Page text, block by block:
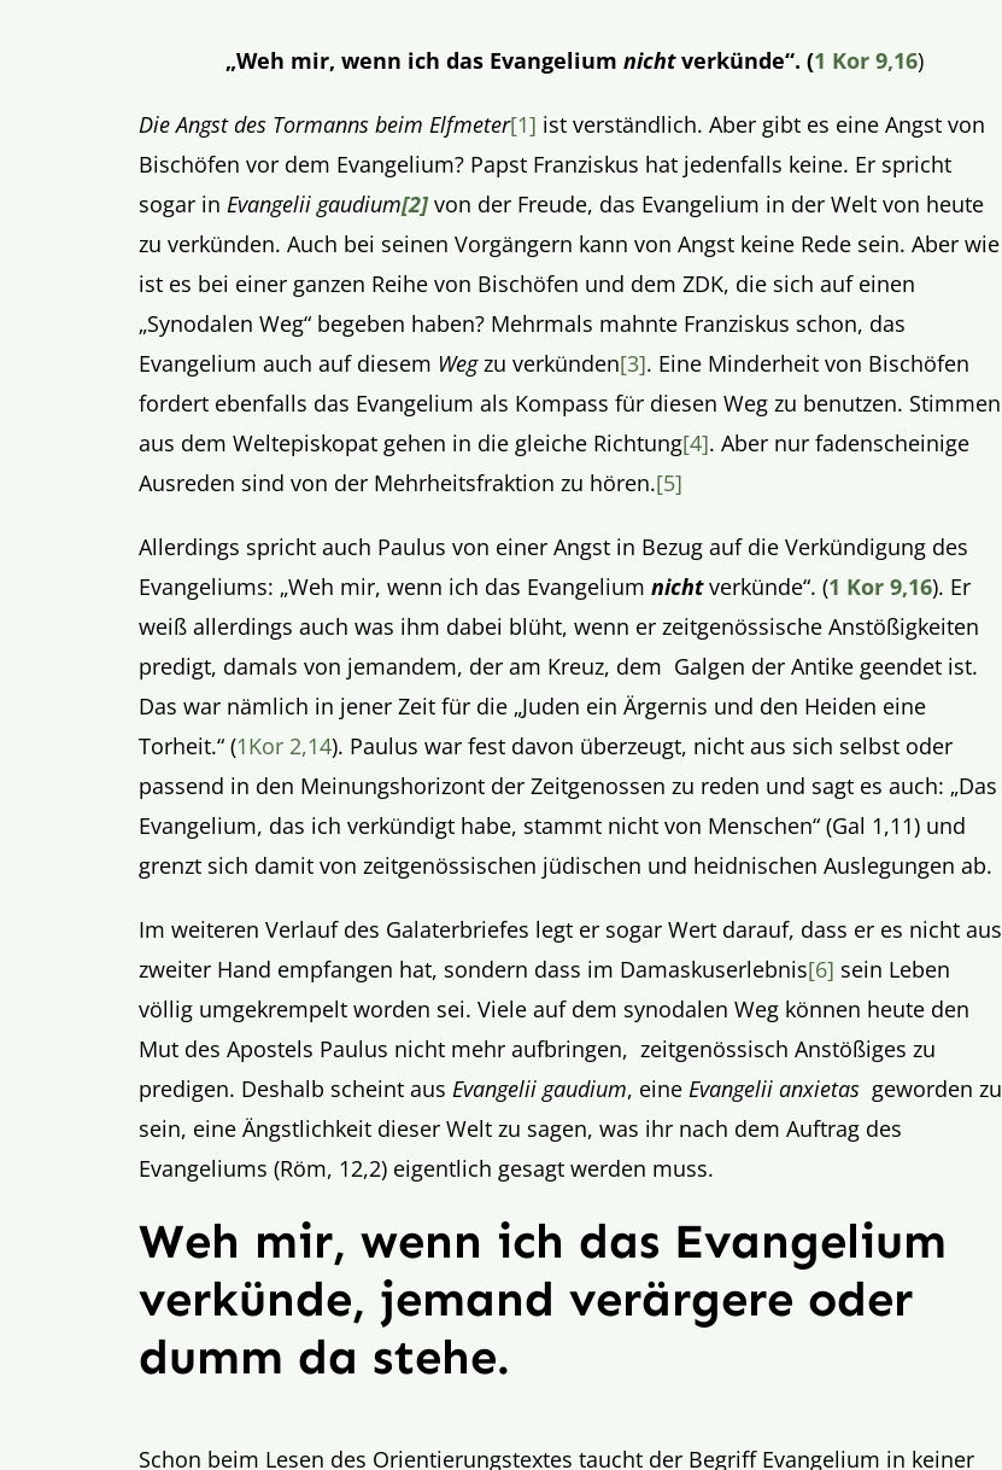
„Weh mir, wenn ich das Evangelium nichtverkünde“. (1 Kor 9,16)
Die Angst des Tormanns beim Elfmeter[1] ist verständlich. Aber gibt es eine Angst von
Bischöfen vor dem Evangelium? Papst Franziskus hat jedenfalls keine. Er spricht
sogar inEvangelii gaudium[2]von der Freude, das Evangelium in der Welt von heute
zu verkünden. Auch bei seinen Vorgängern kann von Angst keine Rede sein. Aber wie
ist es bei einer ganzen Reihe von Bischöfen und dem ZDK, die sich auf einen
„Synodalen Weg“ begeben haben? Mehrmals mahnte Franziskus schon, das
Evangelium auch auf diesem Wegzu verkünden[3]. Eine Minderheit von Bischöfen
fordert ebenfalls das Evangelium als Kompass für diesen Weg zu benutzen. Stimmen
aus dem Weltepiskopat gehen in die gleiche Richtung[4]. Aber nur fadenscheinige
Ausreden sind von der Mehrheitsfraktion zu hören.[5]
Allerdings spricht auch Paulus von einer Angst in Bezug auf die Verkündigung des
Evangeliums: „Weh mir, wenn ich das Evangeliumnichtverkünde“. (1 Kor 9,16). Er
weiß allerdings auch was ihm dabei blüht, wenn er zeitgenössische Anstößigkeiten
predigt, damals von jemandem, der am Kreuz, dem Galgen der Antike geendet ist.
Das war nämlich in jener Zeit für die „Juden ein Ärgernis und den Heiden eine
Torheit.“ (1Kor 2,14). Paulus war fest davon überzeugt, nicht aus sich selbst oder
passend in den Meinungshorizont der Zeitgenossen zu reden und sagt es auch: „Das
Evangelium, das ich verkündigt habe, stammt nicht von Menschen“ (Gal 1,11) und
grenzt sich damit von zeitgenössischen jüdischen und heidnischen Auslegungen ab.
Im weiteren Verlauf des Galaterbriefes legt er sogar Wert darauf, dass er es nicht aus
zweiter Hand empfangen hat, sondern dass im Damaskuserlebnis[6] sein Leben
völlig umgekrempelt worden sei. Viele auf dem synodalen Weg können heute den
Mut des Apostels Paulus nicht mehr aufbringen, zeitgenössisch Anstößiges zu
predigen. Deshalb scheint ausEvangelii gaudium, eineEvangelii anxietas geworden zu
sein, eine Ängstlichkeit dieser Welt zu sagen, was ihr nach dem Auftrag des
Evangeliums (Röm, 12,2) eigentlich gesagt werden muss.
Weh mir, wenn ich das Evangelium
verkünde, jemand verärgere oder
dumm da stehe.
Schon beim Lesen des Orientierungstextes taucht der Begriff Evangelium in keiner